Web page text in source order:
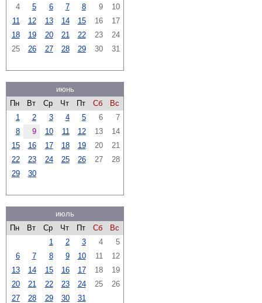
4
5 6 7 8 9
10
11
12 13 14 15 16
17
18
19 20 21 22 23
24
25
26 27 28 29 30 31
июнь
Пн
Вт Ср Чт Пт Сб
Вс
1
2 3 4 5 6
7
8
9 10 11 12 13
14
15
16 17 18 19 20
21
22
23 24 25 26 27
28
29
30
июль
Пн
Вт Ср Чт Пт Сб
Вс
1
2 3 4
5
6
7 8 9 10 11
12
13
14 15 16 17 18
19
20
21 22 23 24 25
26
27
28 29 30 31